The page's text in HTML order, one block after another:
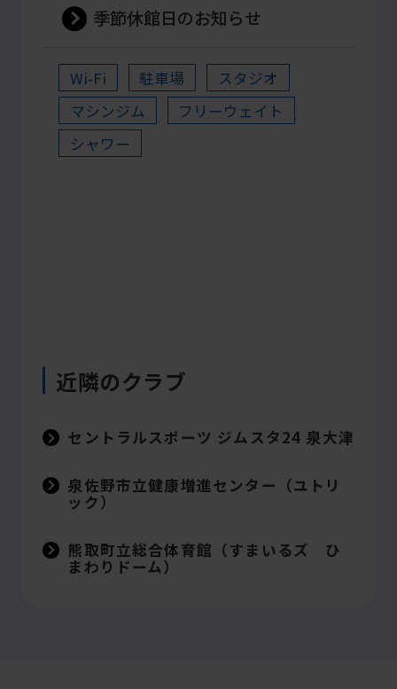
季節休館日のお知らせ
Wi-Fi 駐車場
スタジオ
マシンジム
フリーウェイト
シャワー
近隣のクラブ
セントラルスポーツ ジムスタ24 泉大津
泉佐野市立健康増進センター（ユトリ
ック）
熊取町立総合体育館（すまいるズ ひ
まわりドーム）